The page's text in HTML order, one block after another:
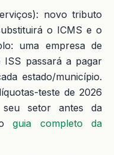
novo tributo
o ICMS e o
uma empresa de
passará a pagar
estado/município.
teste de 2026
setor antes da
oguia completo da